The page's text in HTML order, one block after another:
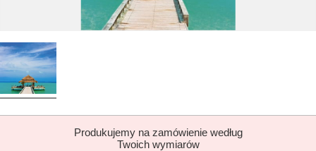
Produkujemy na zamówienie według
Twoich wymiarów